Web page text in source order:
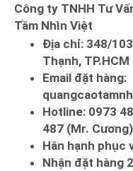
Công ty TNHH Tư
Tầm Nhìn Việt
Địa chỉ: 348/
Thạnh, TP.HCM
Email đặt hàng:
Hotline: 0973
487 (Mr. Cương)
Hân hạnh phục
Nhận đặt hàng